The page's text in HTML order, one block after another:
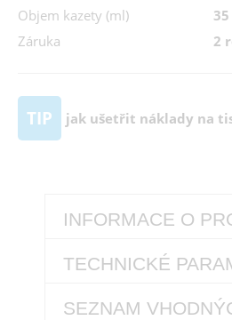
Objem kazety (ml)
35
Záruka
2
TIP jak ušetřit náklady na
INFORMACE O
TECHNICKÉ
SEZNAM